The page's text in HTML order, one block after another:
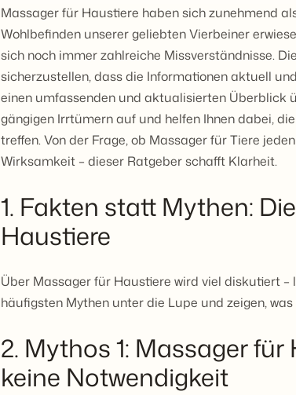
Massager für Haustiere haben sich zunehmend
Wohlbefinden unserer geliebten Vierbeiner
sich noch immer zahlreiche Missverständnisse.
sicherzustellen, dass die Informationen aktuell
einen umfassenden und aktualisierten Überblick
gängigen Irrtümern auf und helfen Ihnen dabei,
treffen. Von der Frage, ob Massager für Tiere
Wirksamkeit – dieser Ratgeber schafft Klarheit.
1. Fakten statt Mythen:
Haustiere
Über Massager für Haustiere wird viel diskutiert
häufigsten Mythen unter die Lupe und zeigen,
2. Mythos 1: Massager
keine Notwendigkeit